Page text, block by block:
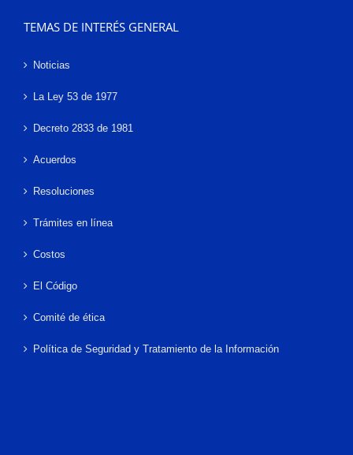
TEMAS DE INTERÉS GENERAL
Noticias
La Ley 53 de 1977
Decreto 2833 de 1981
Acuerdos
Resoluciones
Trámites en línea
Costos
El Código
Comité de ética
Política de Seguridad y Tratamiento de la Información